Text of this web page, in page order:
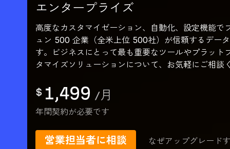
エンタープライズ
高度なカスタマイゼーション、自動化、設定機能
ュン 500 企業（全米上位 500社）が信頼するデー
す。ビジネスにとって最も重要なツールやプラッ
タマイズソリューションについて、お気軽にご相談
$ 1,499 /月
年間契約が必要です
営業担当者に相談 なぜアップグレード